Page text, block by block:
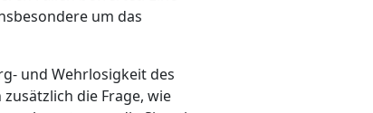
um das
und Wehrlosigkeit des
die Frage, wie